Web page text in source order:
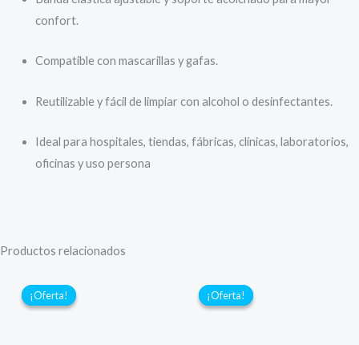
confort.
Compatible con mascarillas y gafas.
Reutilizable y fácil de limpiar con alcohol o desinfectantes.
Ideal para hospitales, tiendas, fábricas, clínicas, laboratorios,
oficinas y uso persona
Productos relacionados
¡Oferta!
¡Oferta! ¡Oferta!
¡Oferta!